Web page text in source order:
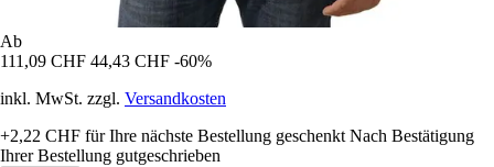
Ab
111,09 CHF 44,43 CHF -60%
inkl. MwSt. zzgl. Versandkosten
+2,22 CHF für Ihre nächste Bestellung geschenkt Nach Bestätigung
Ihrer Bestellung gutgeschrieben